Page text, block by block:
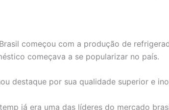
começou com a produção de
começava a se popularizar no país.
destaque por sua qualidade superior e
já era uma das líderes do mercado